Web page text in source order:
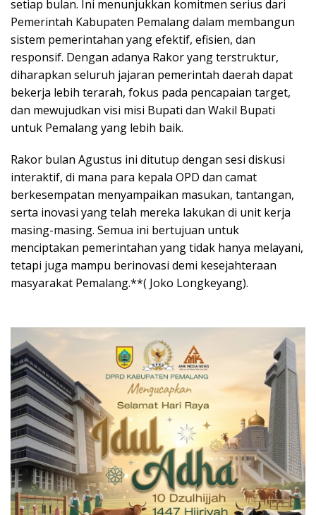
setiap bulan. Ini menunjukkan komitmen serius dari
Pemerintah Kabupaten Pemalang dalam membangun
sistem pemerintahan yang efektif, efisien, dan
responsif. Dengan adanya Rakor yang terstruktur,
diharapkan seluruh jajaran pemerintah daerah dapat
bekerja lebih terarah, fokus pada pencapaian target,
dan mewujudkan visi misi Bupati dan Wakil Bupati
untuk Pemalang yang lebih baik.
Rakor bulan Agustus ini ditutup dengan sesi diskusi
interaktif, di mana para kepala OPD dan camat
berkesempatan menyampaikan masukan, tantangan,
serta inovasi yang telah mereka lakukan di unit kerja
masing-masing. Semua ini bertujuan untuk
menciptakan pemerintahan yang tidak hanya melayani,
tetapi juga mampu berinovasi demi kesejahteraan
masyarakat Pemalang.**( Joko Longkeyang).